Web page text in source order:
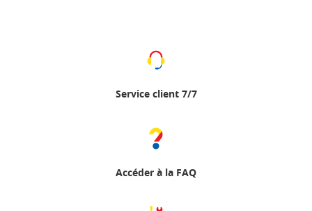
Service client 7/7
Accéder à la FAQ